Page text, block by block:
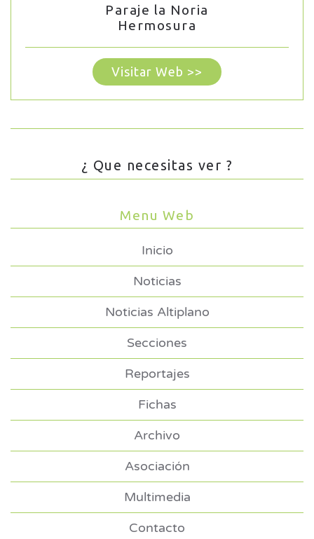
Paraje la Noria
Hermosura
Visitar Web >>
¿ Que necesitas ver ?
Menu Web
Inicio
Noticias
Noticias Altiplano
Secciones
Reportajes
Fichas
Archivo
Asociación
Multimedia
Contacto